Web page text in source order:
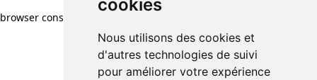
cookies
Nous utilisons des cookies et
d'autres technologies de suivi
pour améliorer votre expérience
browser console for more information)